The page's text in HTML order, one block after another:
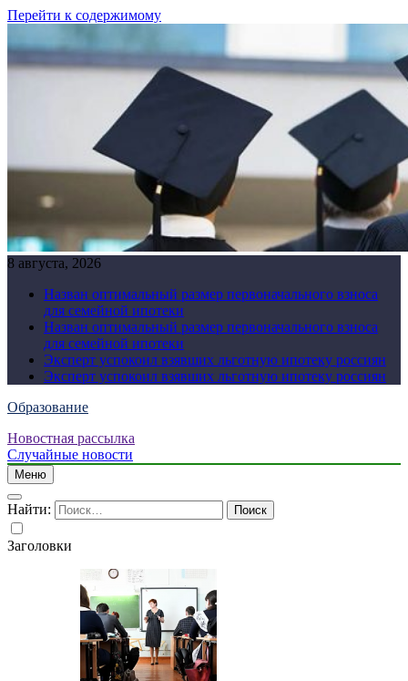
Перейти к содержимому
8 августа, 2026
Назван оптимальный размер первоначального взноса
для семейной ипотеки
Назван оптимальный размер первоначального взноса
для семейной ипотеки
Эксперт успокоил взявших льготную ипотеку россиян
Эксперт успокоил взявших льготную ипотеку россиян
Образование
Новостная рассылка
Случайные новости
Меню
Найти:
Заголовки